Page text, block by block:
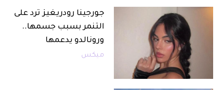
جورجينا رودريغيز ترد على
التنمر بسبب جسمها..
ورونالدو يدعمها
ميكس